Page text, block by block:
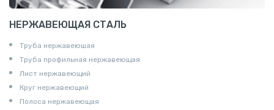
НЕРЖАВЕЮЩАЯ СТАЛЬ
Труба нержавеюшая
Труба профильная нержавеющая
Лист нержавеющий
Круг нержавеющий
Полоса нержавеющая